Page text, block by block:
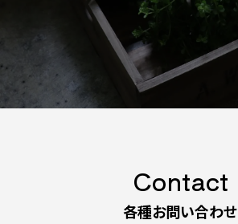
Contact
各種お問い合わせ